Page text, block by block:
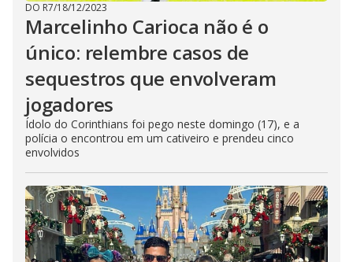
DO R7/18/12/2023
Marcelinho Carioca não é o
único: relembre casos de
sequestros que envolveram
jogadores
Ídolo do Corinthians foi pego neste domingo (17), e a
polícia o encontrou em um cativeiro e prendeu cinco
envolvidos